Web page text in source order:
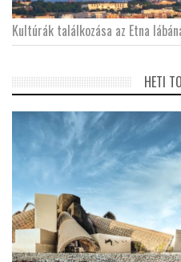
Kultúrák találkozása az Etna
HETI